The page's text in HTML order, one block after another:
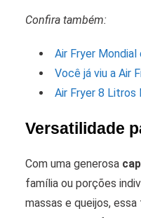
Confira também:
Air Fryer Mondial
Você já viu a Air
Air Fryer 8 Litros
Versatilidade
Com uma generosa
família ou porções
massas e queijos,